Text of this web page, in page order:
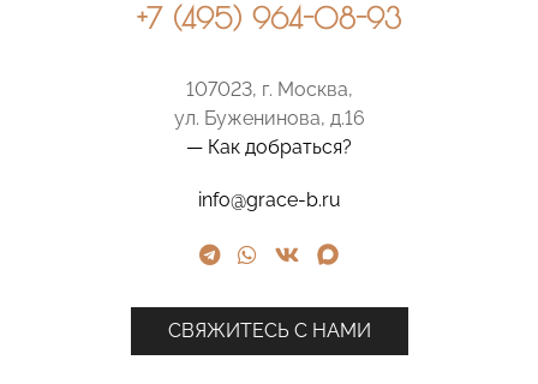
+7 (495) 964-08-93
107023, г. Москва,
ул. Буженинова, д.16
— Как добраться?
info@grace-b.ru
СВЯЖИТЕСЬ С НАМИ